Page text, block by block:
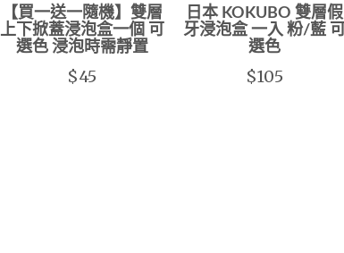
【買一送一隨機】雙層
上下掀蓋浸泡盒一個 可
選色 浸泡時需靜置
$45
日本 KOKUBO 雙層假
牙浸泡盒 一入 粉/藍 可
選色
$105